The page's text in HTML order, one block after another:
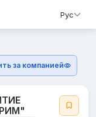
Рус
за компанией